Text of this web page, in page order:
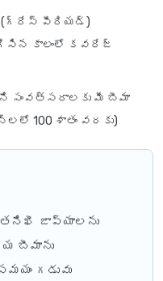
(గ్రేస్ పీరియడ్)
కాలంలో కవరేజ్
సంవత్సరాలకు మీ బీమా
100 శాతం వరకు)
తనిఖీ జాప్యాలను
బీమాను
గడువు